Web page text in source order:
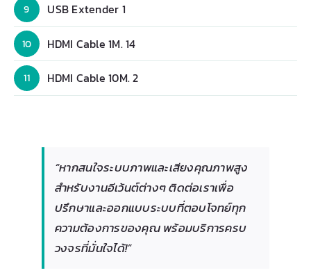
9 USB Extender 1
10 HDMI Cable 1M. 14
11 HDMI Cable 10M. 2
“หากสนใจระบบภาพและเสียงคุณภาพสูง
สำหรับงานอีเว้นต์ต่างๆ ติดต่อเราเพื่อ
ปรึกษาและออกแบบระบบที่ตอบโจทย์ทุก
ความต้องการของคุณ พร้อมบริการครบ
วงจรที่มั่นใจได้!”